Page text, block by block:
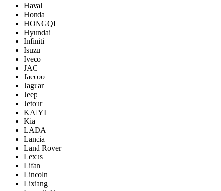
Haval
Honda
HONGQI
Hyundai
Infiniti
Isuzu
Iveco
JAC
Jaecoo
Jaguar
Jeep
Jetour
KAIYI
Kia
LADA
Lancia
Land Rover
Lexus
Lifan
Lincoln
Lixiang